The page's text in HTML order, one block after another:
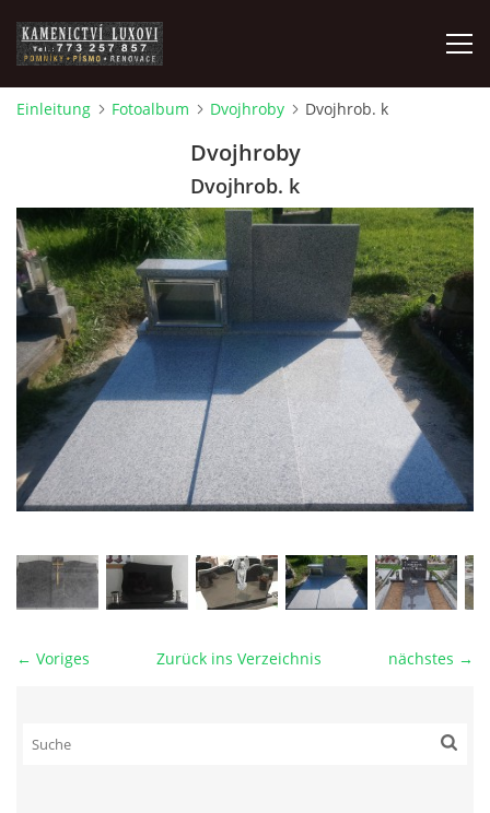
© 2026 eStránky.cz
Einleitung Fotoalbum Dvojhroby Dvojhrob. k
Dvojhroby
Dvojhrob. k
← Voriges nächstes →
Zurück ins Verzeichnis